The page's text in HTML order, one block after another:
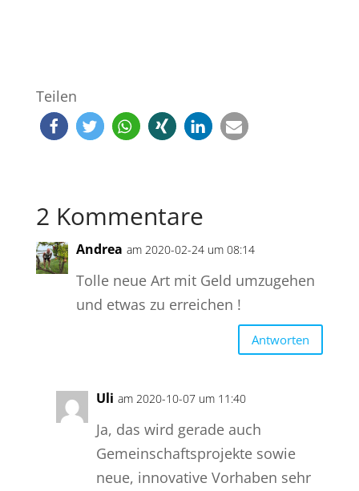
Teilen
2 Kommentare
Andrea am 2020-02-24 um 08:14
Tolle neue Art mit Geld umzugehen
und etwas zu erreichen !
Antworten
Uli am 2020-10-07 um 11:40
Ja, das wird gerade auch
Gemeinschaftsprojekte sowie
neue, innovative Vorhaben sehr